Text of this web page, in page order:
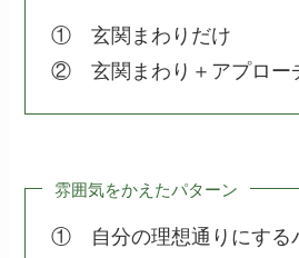
① 玄関まわりだけ
② 玄関まわり＋アプロー
雰囲気をかえたパターン
① 自分の理想通りにする